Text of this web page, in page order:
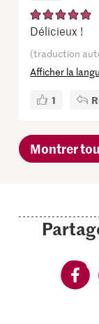
Délicieux !
(traduction
Afficher la
1
Montrer